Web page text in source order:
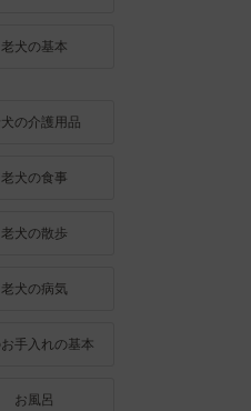
老犬の基本
の介護用品
老犬の食事
老犬の散歩
老犬の病気
手入れの基本
お風呂